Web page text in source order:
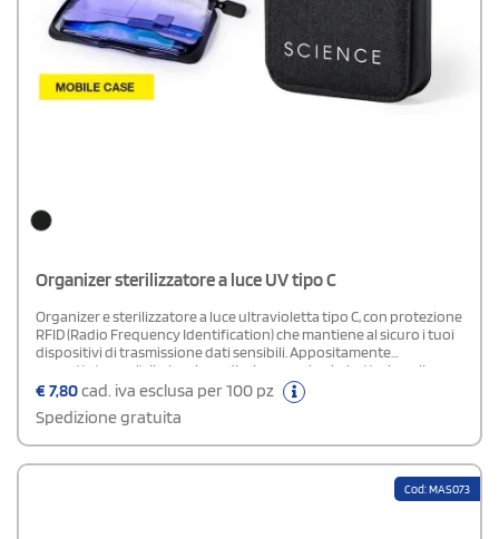
Organizer sterilizzatore a luce UV tipo C
Organizer e sterilizzatore a luce ultravioletta tipo C, con protezione
RFID (Radio Frequency Identification) che mantiene al sicuro i tuoi
dispositivi di trasmissione dati sensibili. Appositamente
progettato per l'eliminazione di microrganismi e batteri negli
smartphone ed in altri oggetti di uso quotidiano. E' realizzato in
resistente Poliestere 600D con finitura denim, con chiusura
magnetica di sicurezza sul manico per un utilizzo sicuro del
dispositivo.Include 4 porta carte interni + tasca esternaDisponibili
certificazioni CE, RoHS e efficacia germicida.Attezione: evitare il
€7,80cad. iva esclusa per 100 pz
Spedizione gratuita
Cod: MAS073